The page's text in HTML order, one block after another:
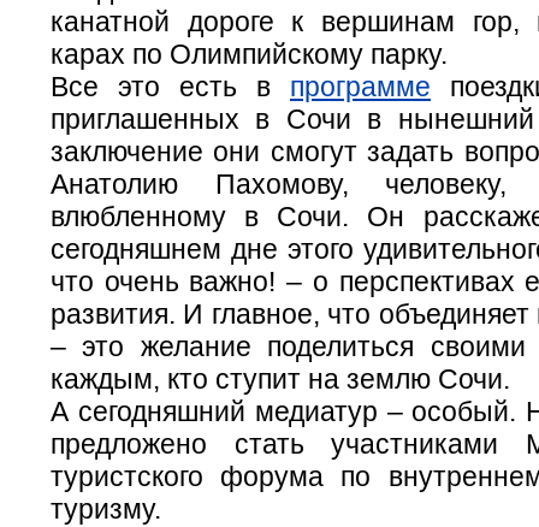
канатной дороге к вершинам гор,
карах по Олимпийскому парку.
Все это есть в программе
приглашенных в Сочи в
заключение они смогут задать
Анатолию Пахомову, человеку,
влюбленному в Сочи. Он
сегодняшнем дне этого
что очень важно! – о перспективах
развития. И главное, что
– это желание поделиться
каждым, кто ступит на землю Сочи.
А сегодняшний медиатур – особый.
предложено стать участниками
туристского форума по
туризму.